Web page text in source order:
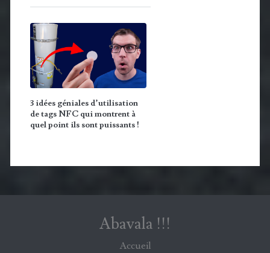
3 idées géniales d’utilisation
de tags NFC qui montrent à
quel point ils sont puissants !
Abavala !!!
Accueil